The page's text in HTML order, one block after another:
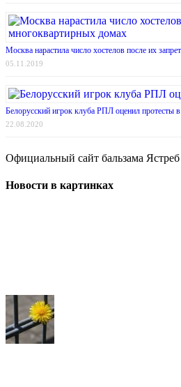
Москва нарастила число хостелов после их
05.11.2019
Белорусский игрок клуба РПЛ оценил протесты в
22.08.2020
Официальный сайт бальзама
Новости в картинках